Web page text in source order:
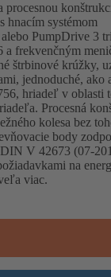
procesnou
systémom
PumpDrive 3
frekvenčným
štrbinové krúžky,
jednoduché, ako
hriadeľ v oblasti
Procesná
kolesa bez
body
V 42673 (07-
na
viac.